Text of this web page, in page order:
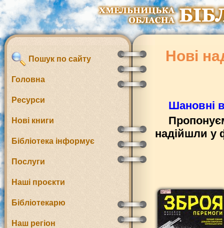
Пошук по сайту
Головна
Ресурси
Нові книги
Бібліотека інформує
Послуги
Наші проєкти
Бібліотекарю
Наш регіон
Нові
Шановні
надійшли у